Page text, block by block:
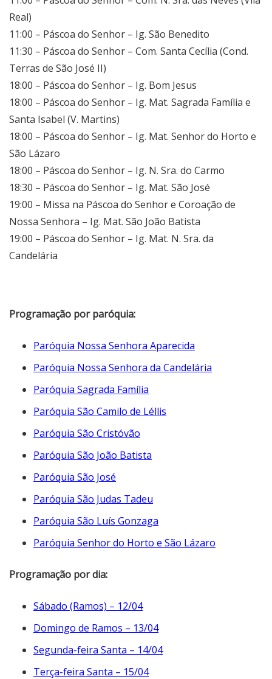
Real)
11:00 – Páscoa do Senhor – Ig. São Benedito
11:30 – Páscoa do Senhor – Com. Santa Cecília (Cond.
Terras de São José II)
18:00 – Páscoa do Senhor – Ig. Bom Jesus
18:00 – Páscoa do Senhor – Ig. Mat. Sagrada Família e
Santa Isabel (V. Martins)
18:00 – Páscoa do Senhor – Ig. Mat. Senhor do Horto e
São Lázaro
18:00 – Páscoa do Senhor – Ig. N. Sra. do Carmo
18:30 – Páscoa do Senhor – Ig. Mat. São José
19:00 – Missa na Páscoa do Senhor e Coroação de
Nossa Senhora – Ig. Mat. São João Batista
19:00 – Páscoa do Senhor – Ig. Mat. N. Sra. da
Candelária
Programação por paróquia:
Paróquia Nossa Senhora Aparecida
Paróquia Nossa Senhora da Candelária
Paróquia Sagrada Família
Paróquia São Camilo de Léllis
Paróquia São Cristóvão
Paróquia São João Batista
Paróquia São José
Paróquia São Judas Tadeu
Paróquia São Luís Gonzaga
Paróquia Senhor do Horto e São Lázaro
Programação por dia:
Sábado (Ramos) – 12/04
Domingo de Ramos – 13/04
Segunda-feira Santa – 14/04
Terça-feira Santa – 15/04